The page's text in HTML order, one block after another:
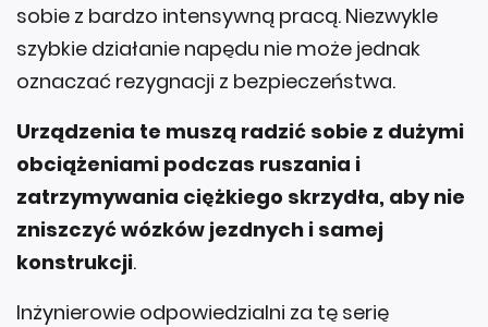
sobie z bardzo intensywną pracą. Niezwykle
szybkie działanie napędu nie może jednak
oznaczać rezygnacji z bezpieczeństwa.
Urządzenia te muszą radzić sobie z dużymi
obciążeniami podczas ruszania i
zatrzymywania ciężkiego skrzydła, aby nie
zniszczyć wózków jezdnych i samej
konstrukcji.
Inżynierowie odpowiedzialni za tę serię